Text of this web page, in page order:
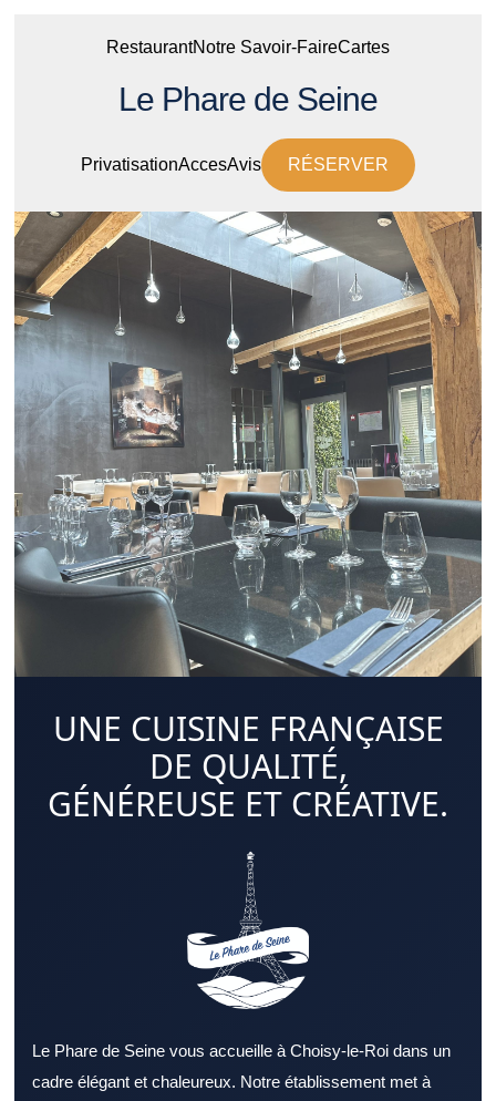
RestaurantNotre Savoir-FaireCartes
Le Phare de Seine
PrivatisationAccesAvis RÉSERVER
UNE CUISINE FRANÇAISE
DE QUALITÉ,
GÉNÉREUSE ET CRÉATIVE.
Le Phare de Seine vous accueille à Choisy-le-Roi dans un
cadre élégant et chaleureux. Notre établissement met à